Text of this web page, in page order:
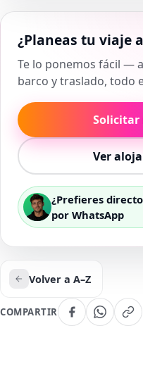
¿Planeas tu viaje
Te lo ponemos fácil —
barco y traslado, todo
Solicitar
Ver
¿Prefieres
por WhatsApp
Volver a A–Z
COMPARTIR